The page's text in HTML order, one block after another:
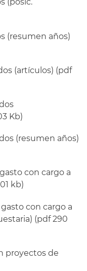
(posic.
(resumen años)
(artículos) (pdf
Kb)
(resumen años)
con cargo a
kb)
con cargo a
(pdf 290
proyectos de